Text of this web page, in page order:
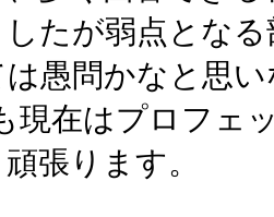
たが弱点とな
は愚問かなと思
現在はプロフェ
張ります。